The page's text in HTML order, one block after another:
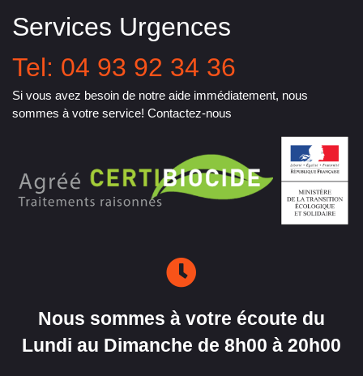
Services Urgences
Tel: 04 93 92 34 36
Si vous avez besoin de notre aide immédiatement, nous
sommes à votre service! Contactez-nous
Nous sommes à votre écoute du
Lundi au Dimanche de 8h00 à 20h00